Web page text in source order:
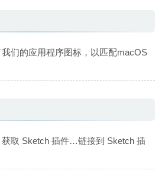
们的应用程序图标，以匹配macOS
取 Sketch 插件…链接到 Sketch 插